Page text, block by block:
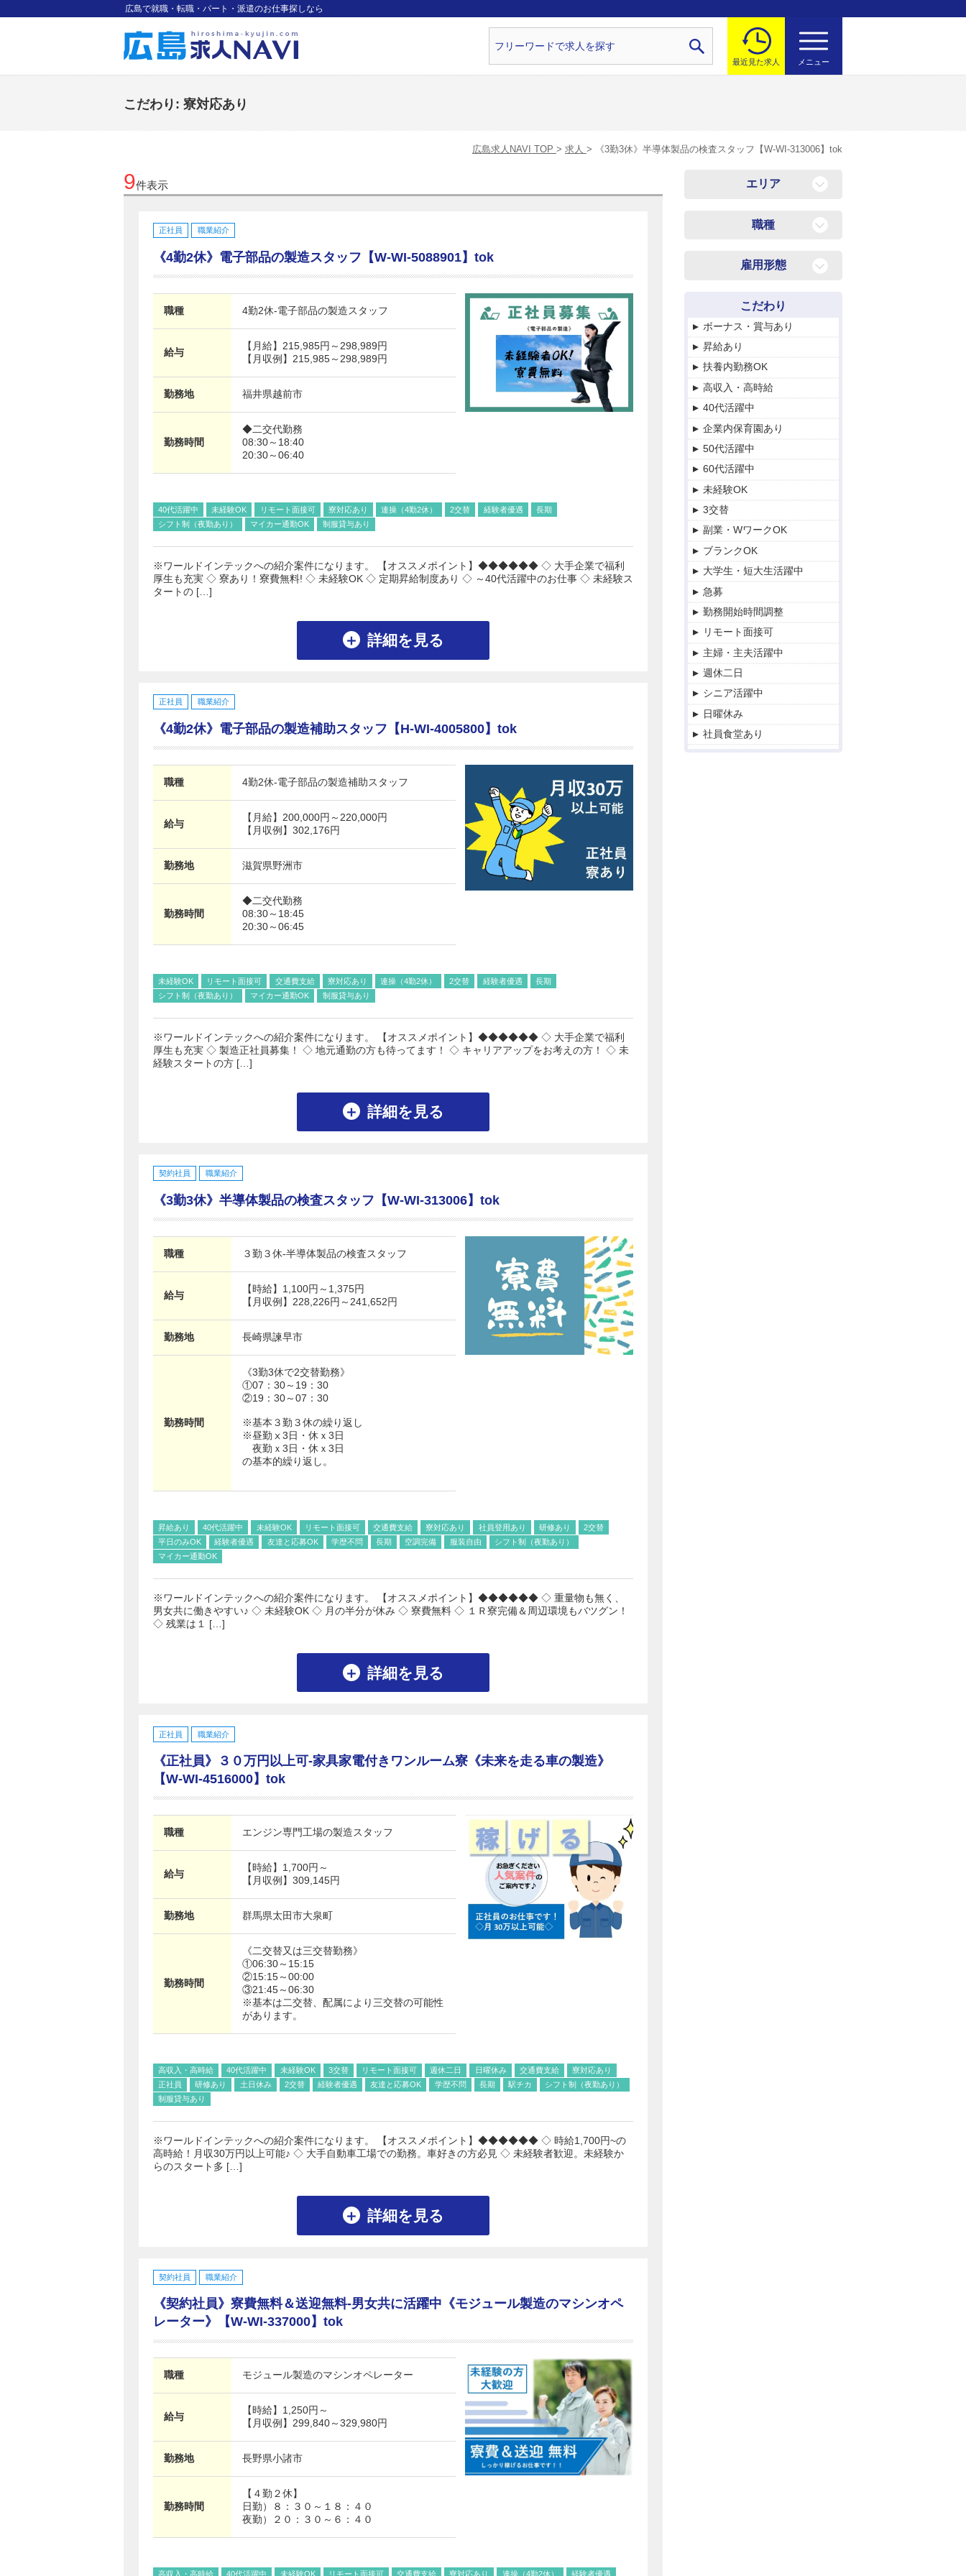
広島で就職・転職・パート・派遣のお仕事探しなら
最近見た求人 メニュー
こだわり: 寮対応あり
広島求人NAVI TOP 求人 《3勤3休》半導体製品の検査スタッフ【W-WI-313006】tok
9件表示
正社員 職業紹介
《4勤2休》電子部品の製造スタッフ【W-WI-5088901】tok
職種 4勤2休-電子部品の製造スタッフ
給与
【月給】 215,985円～ 298,989円
【月収例】215,985～298,989円
勤務地 福井県越前市
勤務時間
◆二交代勤務
08:30～18:40
20:30～06:40
40代活躍中 未経験OK リモート面接可 寮対応あり 連操（4勤2休） 2交替 経験者優遇
長期
シフト制（夜勤あり）
マイカー通勤OK 制服貸与あり
※ワールドインテックへの紹介案件になります。 【オススメポイント】◆◆◆◆◆◆ ◇ 大手企業で福利
厚生も充実 ◇ 寮あり！寮費無料! ◇ 未経験OK ◇ 定期昇給制度あり ◇ ～40代活躍中のお仕事 ◇ 未経験ス
タートの […]
詳細を見る
正社員 職業紹介
《4勤2休》電子部品の製造補助スタッフ【H-WI-4005800】tok
職種 4勤2休-電子部品の製造補助スタッフ
給与
【月給】 200,000円～ 220,000円
【月収例】302,176円
勤務地 滋賀県野洲市
勤務時間
◆二交代勤務
08:30～18:45
20:30～06:45
未経験OK リモート面接可 交通費支給 寮対応あり 連操（4勤2休） 2交替 経験者優遇
長期
シフト制（夜勤あり）
マイカー通勤OK 制服貸与あり
※ワールドインテックへの紹介案件になります。 【オススメポイント】◆◆◆◆◆◆ ◇ 大手企業で福利
厚生も充実 ◇ 製造正社員募集！ ◇ 地元通勤の方も待ってます！ ◇ キャリアアップをお考えの方！ ◇ 未
経験スタートの方 […]
詳細を見る
契約社員 職業紹介
《3勤3休》半導体製品の検査スタッフ【W-WI-313006】tok
職種 ３勤３休-半導体製品の検査スタッフ
給与
【時給】 1,100円～ 1,375円
【月収例】228,226円～241,652円
勤務地 長崎県諫早市
勤務時間
《3勤3休で2交替勤務》
①07：30～19：30
②19：30～07：30
※基本３勤３休の繰り返し
※昼勤ⅹ3日・休ｘ3日
夜勤ｘ3日・休ｘ3日
の基本的繰り返し。
昇給あり 40代活躍中 未経験OK リモート面接可 交通費支給 寮対応あり 社員登用あり 研修あり
2交替
平日のみOK
経験者優遇 友達と応募OK 学歴不問 長期 空調完備 服装自由
シフト制（夜勤あり）
マイカー通勤OK
※ワールドインテックへの紹介案件になります。 【オススメポイント】◆◆◆◆◆◆ ◇ 重量物も無く、
男女共に働きやすい♪ ◇ 未経験OK ◇ 月の半分が休み ◇ 寮費無料 ◇ １Ｒ寮完備＆周辺環境もバツグン！
◇ 残業は１ […]
詳細を見る
正社員 職業紹介
《正社員》３０万円以上可-家具家電付きワンルーム寮《未来を走る車の製造》
【W-WI-4516000】tok
職種 エンジン専門工場の製造スタッフ
給与
【時給】 1,700円～
【月収例】309,145円
勤務地 群馬県太田市大泉町
勤務時間
《二交替又は三交替勤務》
①06:30～15:15
②15:15～00:00
③21:45～06:30
※基本は二交替、配属により三交替の可能性
があります。
高収入・高時給 40代活躍中 未経験OK 3交替 リモート面接可 週休二日 日曜休み 交通費支給
寮対応あり
正社員
研修あり 土日休み 2交替 経験者優遇 友達と応募OK 学歴不問 長期 駅チカ
シフト制（夜勤あり）
制服貸与あり
※ワールドインテックへの紹介案件になります。 【オススメポイント】◆◆◆◆◆◆ ◇ 時給1,700円~の
高時給！月収30万円以上可能♪ ◇ 大手自動車工場での勤務。車好きの方必見 ◇ 未経験者歓迎。未経験か
らのスタート多 […]
詳細を見る
契約社員 職業紹介
《契約社員》寮費無料＆送迎無料-男女共に活躍中《モジュール製造のマシンオペ
レーター》【W-WI-337000】tok
職種 モジュール製造のマシンオペレーター
給与
【時給】 1,250円～
【月収例】299,840～329,980円
勤務地 長野県小諸市
勤務時間
【４勤２休】
日勤）８：３０～１８：４０
夜勤）２０：３０～６：４０
高収入・高時給 40代活躍中 未経験OK リモート面接可 交通費支給 寮対応あり 連操（4勤2休） 経験者優遇
エリア
東広島市
呉市
豊田郡
福山市
三原市
安芸高田市
山県郡
山口市
その他
職種
設備の設計・工事・保全・
製造・ものづくり系
接客・販売・サービス系
軽作業系（仕分・検品・ピ
ッキングなど）
フォークリフト・クレーン
等オペレーター
建築・土木・建設系
物流・配送・ドライバー系
オフィスワーク・事務系
調理・飲食系
営業系
IT・エンジニア系
WEB・クリエイター系
保育・教育・塾・スクール
雇用形態
派遣社員
パート・アルバイト
契約社員
職業紹介
こだわり
ボーナス・賞与あり
昇給あり
扶養内勤務OK
高収入・高時給
40代活躍中
企業内保育園あり
50代活躍中
60代活躍中
未経験OK
3交替
副業・WワークOK
ブランクOK
大学生・短大生活躍中
急募
勤務開始時間調整
リモート面接可
主婦・主夫活躍中
週休二日
シニア活躍中
日曜休み
社員食堂あり